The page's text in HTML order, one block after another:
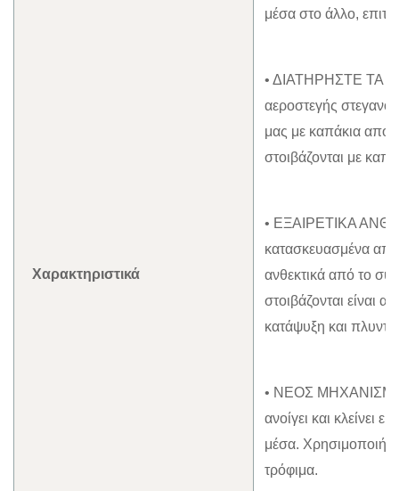
Χαρακτηριστικά
μέσα στο άλλο,
• ΔΙΑΤΗΡΗΣΤΕ ΤΑ
αεροστεγής
μας με καπάκια
στοιβάζονται με
• ΕΞΑΙΡΕΤΙΚΑ
κατασκευασμένα
ανθεκτικά από το
στοιβάζονται είναι
κατάψυξη και
• ΝΕΟΣ
ανοίγει και κλείνει
μέσα.
τρόφιμα.